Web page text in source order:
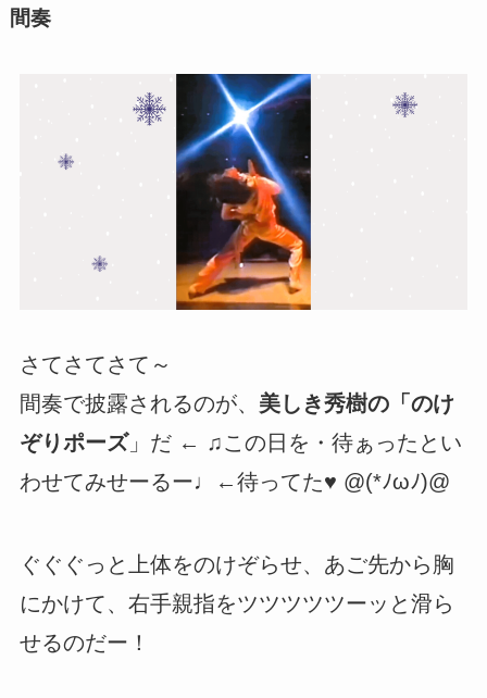
間奏
さてさてさて～
間奏で披露されるのが、 美しき秀樹の「のけ
ぞりポーズ」だ ← ♫この日を・待ぁったとい
わせてみせーるー♩←待ってた♥ @(*ﾉωﾉ)@
ぐぐぐっと上体をのけぞらせ、あご先から胸
にかけて、右手親指をツツツツツーッと滑ら
せるのだー！